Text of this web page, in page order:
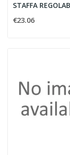
€23.06